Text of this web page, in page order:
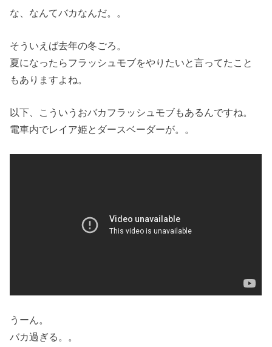
な、なんてバカなんだ。。
そういえば去年の冬ごろ。
夏になったらフラッシュモブをやりたいと言ってたこと
もありますよね。
以下、こういうおバカフラッシュモブもあるんですね。
電車内でレイア姫とダースベーダーが。。
うーん。
バカ過ぎる。。